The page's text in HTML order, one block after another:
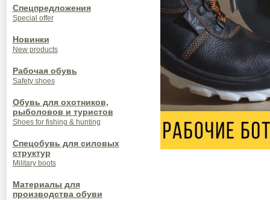
Спецпредложения
Special offer
Новинки
New products
Рабочая обувь
Safety shoes
Обувь для охотников,
рыболовов и туристов
Shoes for fishing & hunting
Спецобувь для силовых
структур
Military boots
Материалы для
производства обуви